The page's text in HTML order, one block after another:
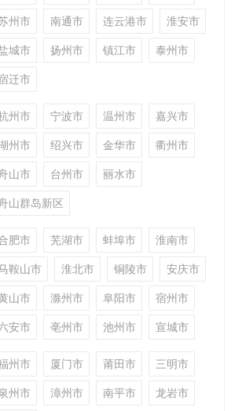
州市
南通市 连云港市
淮安市
城市
扬州市 镇江市
泰州市
迁市
州市 宁波市 温州市
嘉兴市
州市
绍兴市 金华市
衢州市
山市
台州市
丽水市
山群岛新区
肥市 芜湖市 蚌埠市
淮南市
鞍山市
淮北市 铜陵市
安庆市
山市
滁州市 阜阳市
宿州市
安市
亳州市 池州市 宣城市
州市 厦门市 莆田市
三明市
州市
漳州市 南平市
龙岩市